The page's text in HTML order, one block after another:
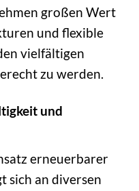
großen Wert
und flexible
vielfältigen
zu werden.
und
erneuerbarer
sich an diversen